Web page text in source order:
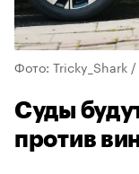
Фото: Tricky_Shark
Суды
против